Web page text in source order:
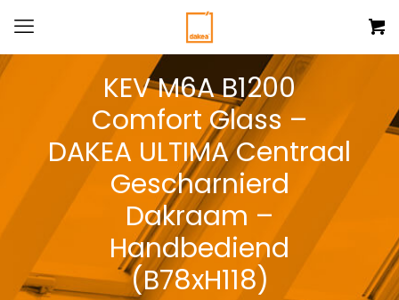
KEV M6A B1200
Comfort Glass –
DAKEA ULTIMA Centraal
Gescharnierd
Dakraam –
Handbediend
(B78xH118)